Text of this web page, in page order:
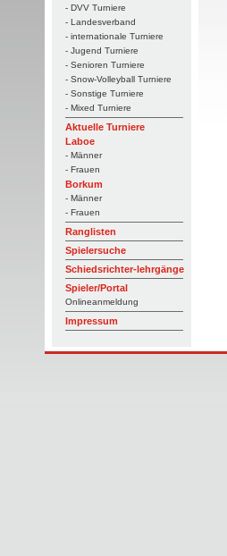
- DVV Turniere
- Landesverband
- internationale Turniere
- Jugend Turniere
- Senioren Turniere
- Snow-Volleyball Turniere
- Sonstige Turniere
- Mixed Turniere
Aktuelle Turniere
Laboe
- Männer
- Frauen
Borkum
- Männer
- Frauen
Ranglisten
Spielersuche
Schiedsrichter-lehrgänge
Spieler/Portal
Onlineanmeldung
Impressum